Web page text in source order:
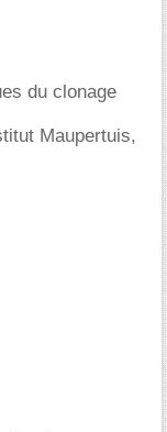
du clonage
Maupertuis,